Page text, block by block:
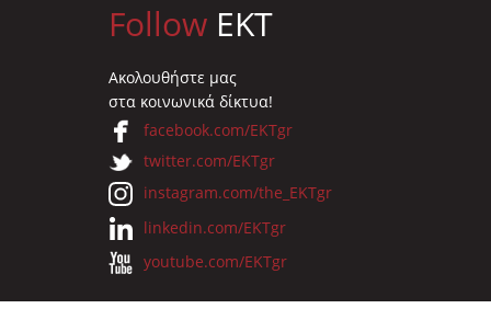
Follow EKT
Ακολουθήστε μας
στα κοινωνικά δίκτυα!
facebook.com/EKTgr
twitter.com/EKTgr
instagram.com/the_EKTgr
linkedin.com/EKTgr
youtube.com/EKTgr